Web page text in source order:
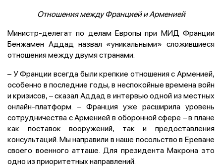
Отношения между Францией и Арменией
Министр-делегат по делам Европы при МИД Франции
Бенжамен Аддад назвал «уникальными» сложившиеся
отношения между двумя странами.
– У Франции всегда были крепкие отношения с Арменией,
особенно в последние годы, в неспокойные времена войн
и кризисов, – сказал Аддад в интервью одной из местных
онлайн-платформ. – Франция уже расширила уровень
сотрудничества с Арменией в оборонной сфере – в плане
как поставок вооружений, так и предоставления
консультаций. Мы направили в наше посольство в Ереване
своего военного атташе. Для президента Макрона это
одно из приоритетных направлений.